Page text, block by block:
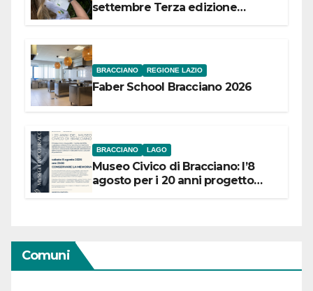
settembre Terza edizione
BRACCIANO REGIONE LAZIO
Faber School Bracciano 2026
BRACCIANO LAGO
Museo Civico di Bracciano: l’8
agosto per i 20 anni progetto
Comuni